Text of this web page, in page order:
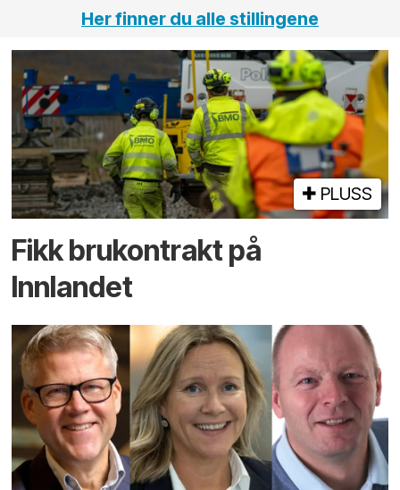
Her finner du alle stillingene
PLUSS
Fikk brukontrakt på
Innlandet